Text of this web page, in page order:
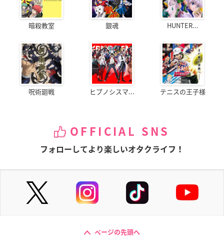
暗殺教室 銀魂 HUNTER...
呪術廻戦 ヒプノシスマ... テニスの王子様
OFFICIAL SNS
フォローしてより楽しいオタクライフ！
ページの先頭へ